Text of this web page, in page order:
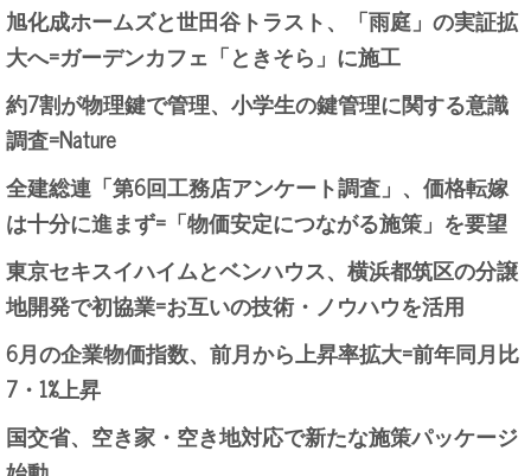
旭化成ホームズと世田谷トラスト、「雨庭」の実証拡
大へ=ガーデンカフェ「ときそら」に施工
約7割が物理鍵で管理、小学生の鍵管理に関する意識
調査=Nature
全建総連「第6回工務店アンケート調査」、価格転嫁
は十分に進まず=「物価安定につながる施策」を要望
東京セキスイハイムとベンハウス、横浜都筑区の分譲
地開発で初協業=お互いの技術・ノウハウを活用
6月の企業物価指数、前月から上昇率拡大=前年同月比
7・1%上昇
国交省、空き家・空き地対応で新たな施策パッケージ